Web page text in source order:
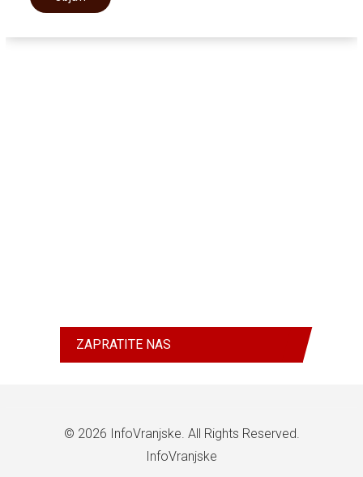
ZAPRATITE NAS
© 2026 InfoVranjske. All Rights Reserved.
InfoVranjske